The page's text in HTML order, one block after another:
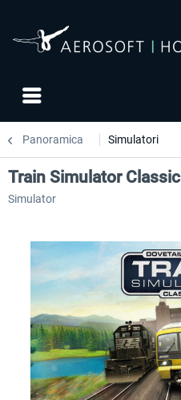
Panoramica Simulatori
Train Simulator Classic
Simulator